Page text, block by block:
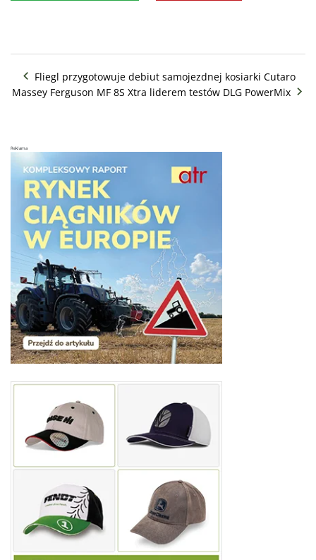
Fliegl przygotowuje debiut samojezdnej kosiarki Cutaro
Massey Ferguson MF 8S Xtra liderem testów DLG PowerMix
Reklama